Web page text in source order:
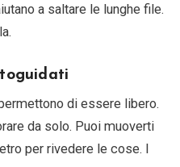
a saltare le lunghe file.
di essere libero.
da solo. Puoi muoverti
per rivedere le cose. I